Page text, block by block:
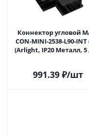
Коннектор угловой
CON-MINI-2538-L90-INT
(Arlight, IP20 Металл, 5
991.39 ₽/шт